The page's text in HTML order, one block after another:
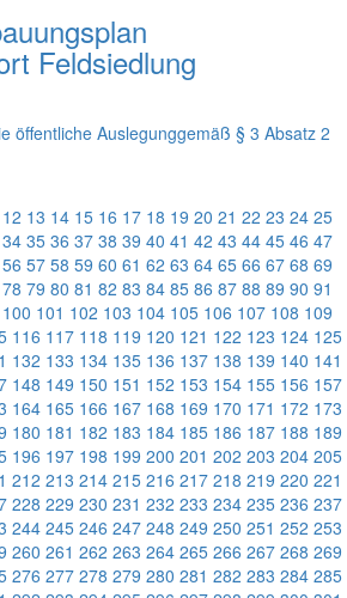
Feldsiedlung
öffentliche Auslegunggemäß § 3 Absatz 2
12 13 14 15 16 17 18 19 20 21 22 23 24 25
34 35 36 37 38 39 40 41 42 43 44 45 46 47
56 57 58 59 60 61 62 63 64 65 66 67 68 69
78 79 80 81 82 83 84 85 86 87 88 89 90 91
100 101 102 103 104 105 106 107 108 109
116 117 118 119 120 121 122 123 124 125
132 133 134 135 136 137 138 139 140 141
148 149 150 151 152 153 154 155 156 157
164 165 166 167 168 169 170 171 172 173
180 181 182 183 184 185 186 187 188 189
196 197 198 199 200 201 202 203 204 205
212 213 214 215 216 217 218 219 220 221
228 229 230 231 232 233 234 235 236 237
244 245 246 247 248 249 250 251 252 253
260 261 262 263 264 265 266 267 268 269
276 277 278 279 280 281 282 283 284 285